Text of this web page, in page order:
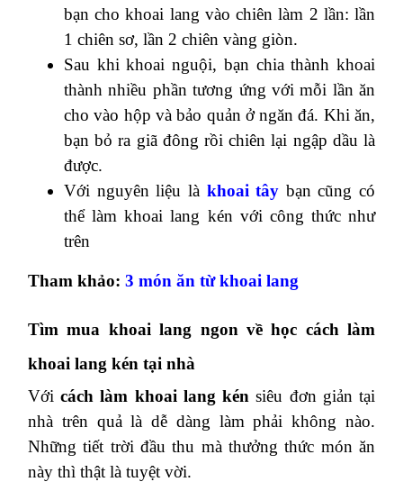
bạn cho khoai lang vào chiên làm 2 lần: lần
1 chiên sơ, lần 2 chiên vàng giòn.
Sau khi khoai nguội, bạn chia thành khoai
thành nhiều phần tương ứng với mỗi lần ăn
cho vào hộp và bảo quản ở ngăn đá. Khi ăn,
bạn bỏ ra giã đông rồi chiên lại ngập dầu là
được.
Với nguyên liệu là khoai tây bạn cũng có
thể làm khoai lang kén với công thức như
trên
Tham khảo: 3 món ăn từ khoai lang
Tìm mua khoai lang ngon về học cách làm
khoai lang kén tại nhà
Vớicách làm khoai lang kén siêu đơn giản tại
nhà trên quả là dễ dàng làm phải không nào.
Những tiết trời đầu thu mà thưởng thức món ăn
này thì thật là tuyệt vời.